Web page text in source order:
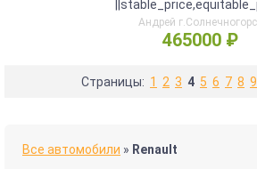
Андрей
465000 ₽
Страницы: 1 2 3 4 5 6 7 8 9
Все автомобили » Renault